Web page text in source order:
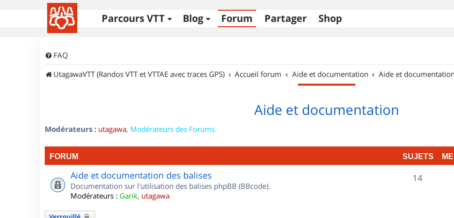
Parcours VTT Blog Forum Partager Shop
FAQ
UtagawaVTT (Randos VTT et VTTAE avec traces GPS)
Accueil forum Aide et documentation Aide et documentation
Aide et documentation
Modérateurs : utagawa, Modérateurs des Forums
FORUM SUJETS
Aide et documentation des balises
Documentation sur l'utilisation des balises phpBB (BBcode).
Modérateurs : Garik, utagawa
14S